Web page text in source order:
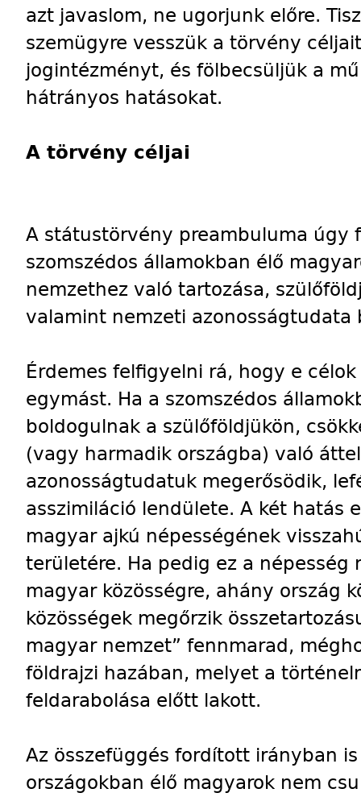
azt javaslom, ne ugorjunk előre.
szemügyre vesszük a törvény
jogintézményt, és fölbecsüljük a
hátrányos hatásokat.
A törvény céljai
A státustörvény preambuluma úgy
szomszédos államokban élő
nemzethez való tartozása,
valamint nemzeti azonosságtudata
Érdemes felfigyelni rá, hogy e
egymást. Ha a szomszédos
boldogulnak a szülőföldjükön,
(vagy harmadik országba) való
azonosságtudatuk megerősödik,
asszimiláció lendülete. A két hatás
magyar ajkú népességének
területére. Ha pedig ez a
magyar közösségre, ahány ország
közösségek megőrzik
magyar nemzet” fennmarad,
földrajzi hazában, melyet a
feldarabolása előtt lakott.
Az összefüggés fordított irányban
országokban élő magyarok nem